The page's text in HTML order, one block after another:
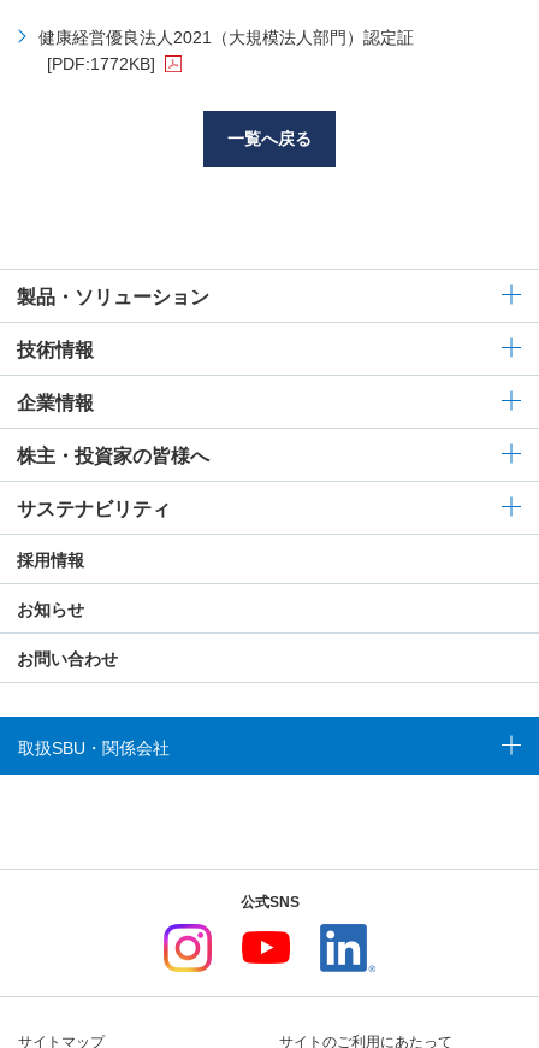
健康経営優良法人2021（大規模法人部門）認定証
[PDF:1772KB]
一覧へ戻る
製品・ソリューション
技術情報
企業情報
株主・投資家の皆様へ
サステナビリティ
採用情報
お知らせ
お問い合わせ
取扱SBU・関係会社
公式SNS
サイトマップ サイトのご利用にあたって